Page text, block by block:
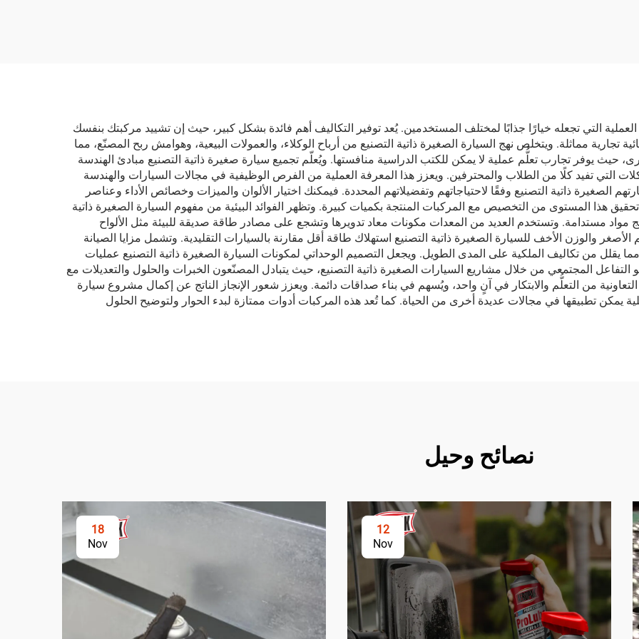
العملية التي تجعله خيارًا جذابًا لمختلف المستخدمين. يُعد توفير التكاليف أهم فائدة بشكل كبير، حيث إن تشييد مركبتك بنفسك
بشراء مركبة كهربائية تجارية مماثلة. ويتخلص نهج السيارة الصغيرة ذاتية التصنيع من أرباح الوكلاء، والعمولات البيعية، وهوامش ربح المصنّع، مما
حيث يوفر تجارب تعلُّم عملية لا يمكن للكتب الدراسية منافستها. ويُعلّم تجميع سيارة صغيرة ذاتية التصنيع مبادئ الهندسة
التي تفيد كلًا من الطلاب والمحترفين. ويعزز هذا المعرفة العملية من الفرص الوظيفية في مجالات السيارات والهندسة
الصغيرة ذاتية التصنيع وفقًا لاحتياجاتهم وتفضيلاتهم المحددة. فيمكنك اختيار الألوان والميزات وخصائص الأداء وعناصر
هذا المستوى من التخصيص مع المركبات المنتجة بكميات كبيرة. وتظهر الفوائد البيئية من مفهوم السيارة الصغيرة ذاتية
مواد مستدامة. وتستخدم العديد من المعدات مكونات معاد تدويرها وتشجع على مصادر طاقة صديقة للبيئة مثل الألواح
والوزن الأخف للسيارة الصغيرة ذاتية التصنيع استهلاك طاقة أقل مقارنة بالسيارات التقليدية. وتشمل مزايا الصيانة
من تكاليف الملكية على المدى الطويل. ويجعل التصميم الوحداتي لمكونات السيارة الصغيرة ذاتية التصنيع عمليات
التفاعل المجتمعي من خلال مشاريع السيارات الصغيرة ذاتية التصنيع، حيث يتبادل المصنّعون الخبرات والحلول والتعديلات مع
من التعلُّم والابتكار في آنٍ واحد، ويُسهم في بناء صداقات دائمة. ويعزز شعور الإنجاز الناتج عن إكمال مشروع سيارة
يمكن تطبيقها في مجالات عديدة أخرى من الحياة. كما تُعد هذه المركبات أدوات ممتازة لبدء الحوار ولتوضيح الحلول
نصائح وحيل
12
Nov
18
Nov